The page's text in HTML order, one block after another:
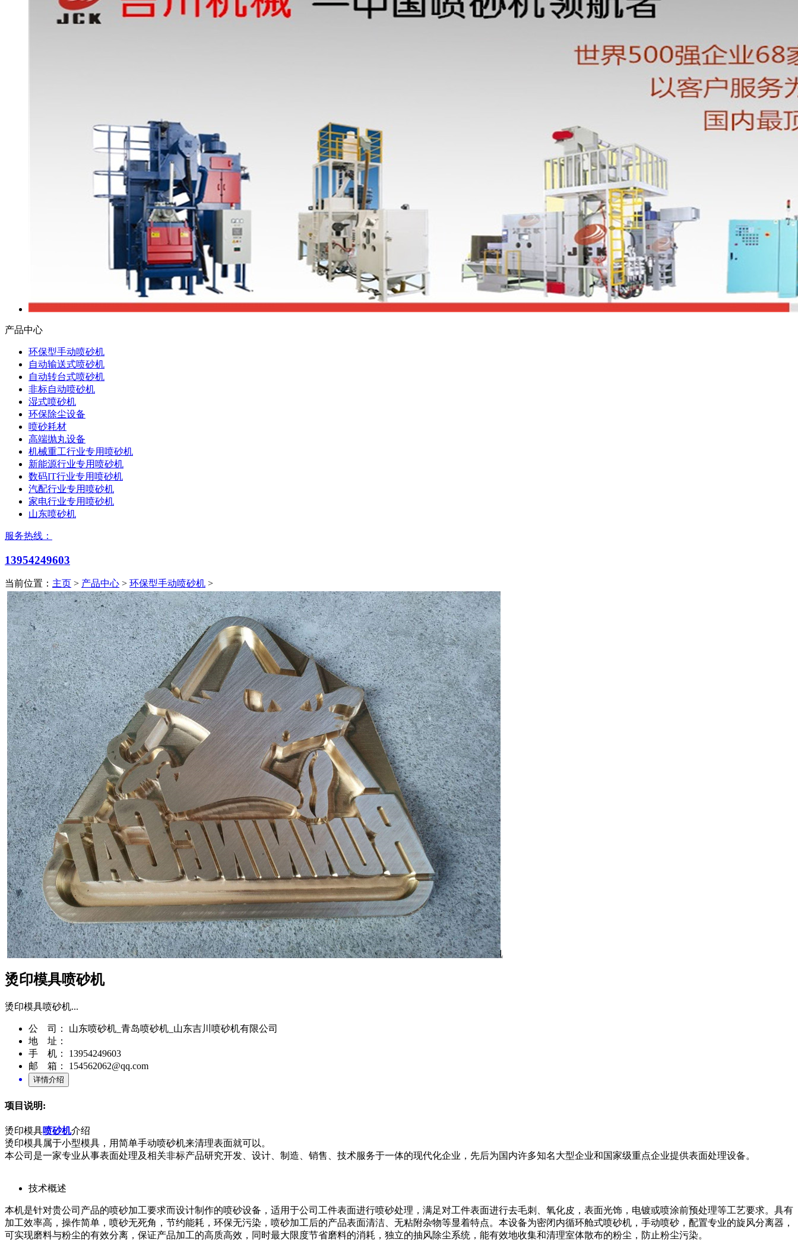
产品中心
环保型手动喷砂机
自动输送式喷砂机
自动转台式喷砂机
非标自动喷砂机
湿式喷砂机
环保除尘设备
喷砂耗材
高端抛丸设备
机械重工行业专用喷砂机
新能源行业专用喷砂机
数码IT行业专用喷砂机
汽配行业专用喷砂机
家电行业专用喷砂机
山东喷砂机
服务热线：
13954249603
当前位置： 主页 > 产品中心 > 环保型手动喷砂机 >
烫印模具喷砂机
烫印模具喷砂机...
公 司： 山东喷砂机_青岛喷砂机_山东吉川喷砂机有限公司
地 址：
手 机： 13954249603
邮 箱： 154562062@qq.com
项目说明:
烫印模具喷砂机介绍
烫印模具属于小型模具，用简单手动喷砂机来清理表面就可以。
本公司是一家专业从事表面处理及相关非标产品研究开发、设计、制造、销售、技术服务于一体的现代化企业，先后为国内许多知名大型企业和国家级重点企业提供表面处理设备。
技术概述
本机是针对贵公司产品的喷砂加工要求而设计制作的喷砂设备，适用于公司工件表面进行喷砂处理，满足对工件表面进行去毛刺、氧化皮，表面光饰，电镀或喷涂前预处理等工艺要求。具有
加工效率高，操作简单，喷砂无死角，节约能耗，环保无污染，喷砂加工后的产品表面清洁、无粘附杂物等显着特点。本设备为密闭内循环舱式喷砂机，手动喷砂，配置专业的旋风分离器，
可实现磨料与粉尘的有效分离，保证产品加工的高质高效，同时最大限度节省磨料的消耗，独立的抽风除尘系统，能有效地收集和清理室体散布的粉尘，防止粉尘污染。